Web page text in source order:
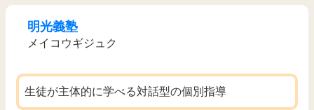
明光義塾
メイコウギジュク
生徒が主体的に学べる対話型の個別指導